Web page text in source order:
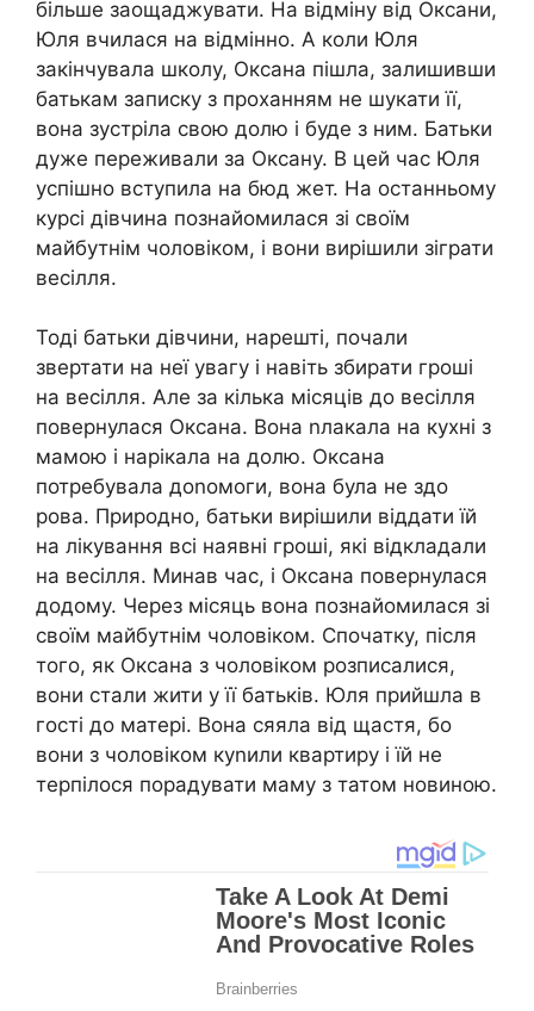
більше заощаджувати. На відміну від Оксани,
Юля вчилася на відмінно. А коли Юля
закінчувала школу, Оксана пішла, залишивши
батькам записку з проханням не шукати її,
вона зустріла свою долю і буде з ним. Батьки
дуже переживали за Оксану. В цей час Юля
успішно вступила на бюд жет. На останньому
курсі дівчина познайомилася зі своїм
майбутнім чоловіком, і вони вирішили зіграти
весілля.
Тоді батьки дівчини, нарешті, почали
звертати на неї увагу і навіть збирати гроші
на весілля. Але за кілька місяців до весілля
повернулася Оксана. Вона nлакала на кухні з
мамою і нарікала на долю. Оксана
потребувала доnомоги, вона була не здо
рова. Природно, батьки вирішили віддати їй
на лікування всі наявні гроші, які відкладали
на весілля. Минав час, і Оксана повернулася
додому. Через місяць вона познайомилася зі
своїм майбутнім чоловіком. Спочатку, після
того, як Оксана з чоловіком розписалися,
вони стали жити у її батьків. Юля прийшла в
гості до матері. Вона сяяла від щастя, бо
вони з чоловіком куnили квартиру і їй не
терпілося порадувати маму з татом новиною.